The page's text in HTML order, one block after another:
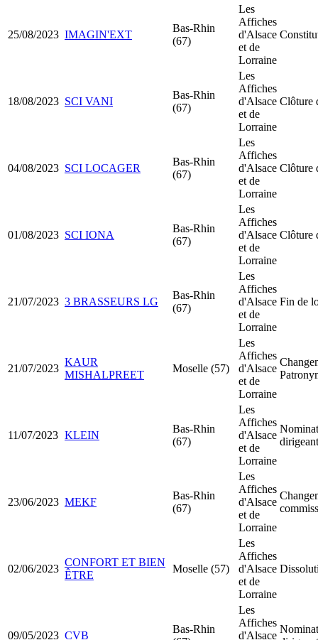
25/08/2023 IMAGIN'EXT
Bas-Rhin
(67)
Les
Affiches
d'Alsace
et de
Lorraine
18/08/2023 SCI VANI
Bas-Rhin
(67)
Les
Affiches
d'Alsace
et de
Lorraine
Clôture
04/08/2023 SCI LOCAGER
Bas-Rhin
(67)
Les
Affiches
d'Alsace
et de
Lorraine
Clôture
01/08/2023 SCI IONA
Bas-Rhin
(67)
Les
Affiches
d'Alsace
et de
Lorraine
Clôture
21/07/2023 3 BRASSEURS LG
Bas-Rhin
(67)
Les
Affiches
d'Alsace
et de
Lorraine
Fin de
21/07/2023
KAUR
MISHALPREET
Moselle (57)
Les
Affiches
d'Alsace
et de
Lorraine
11/07/2023 KLEIN
Bas-Rhin
(67)
Les
Affiches
d'Alsace
et de
Lorraine
23/06/2023 MEKF
Bas-Rhin
(67)
Les
Affiches
d'Alsace
et de
Lorraine
02/06/2023
CONFORT ET BIEN
ÊTRE
Moselle (57)
Les
Affiches
d'Alsace
et de
Lorraine
09/05/2023 CVB
Bas-Rhin
Les
Affiches
d'Alsace